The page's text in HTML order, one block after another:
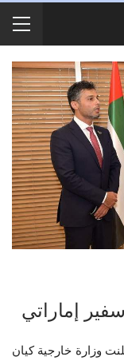
إماراتي
: أعلنت وزارة خارجية كيان